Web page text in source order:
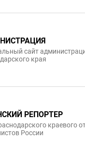
сайт
края
РЕПОРТЕР
краевого
России